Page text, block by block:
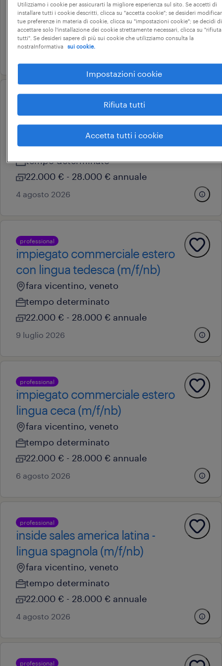
castelfranco veneto, veneto
tempo indeterminato
34.000 € - 40.000 € annuale
impiegato commerciale estero
lingua francese (m/f/nb)
fara vicentino, veneto
tempo determinato
22.000 € - 28.000 € annuale
4 agosto 2026
professional
impiegato commerciale estero
con lingua tedesca (m/f/nb)
fara vicentino, veneto
tempo determinato
22.000 € - 28.000 € annuale
9 luglio 2026
professional
impiegato commerciale estero
lingua ceca (m/f/nb)
fara vicentino, veneto
tempo determinato
22.000 € - 28.000 € annuale
6 agosto 2026
professional
inside sales america latina -
lingua spagnola (m/f/nb)
fara vicentino, veneto
tempo determinato
22.000 € - 28.000 € annuale
4 agosto 2026
professional
Utilizziamo i cookie per assicurarti la migliore esperienza sul sito. Se accetti di
installare tutti i cookie descritti, clicca su "accetta cookie"; se desideri
tue preferenze in materia di cookie, clicca su "impostazioni cookie"; se decidi di
accettare solo l'installazione dei cookie strettamente necessari, clicca su "rifiuta
tutti". Se desideri sapere di più sui cookie che utilizziamo consulta la
nostraInformativa
sui cookie.
Impostazioni cookie
Rifiuta tutti
Accetta tutti i cookie